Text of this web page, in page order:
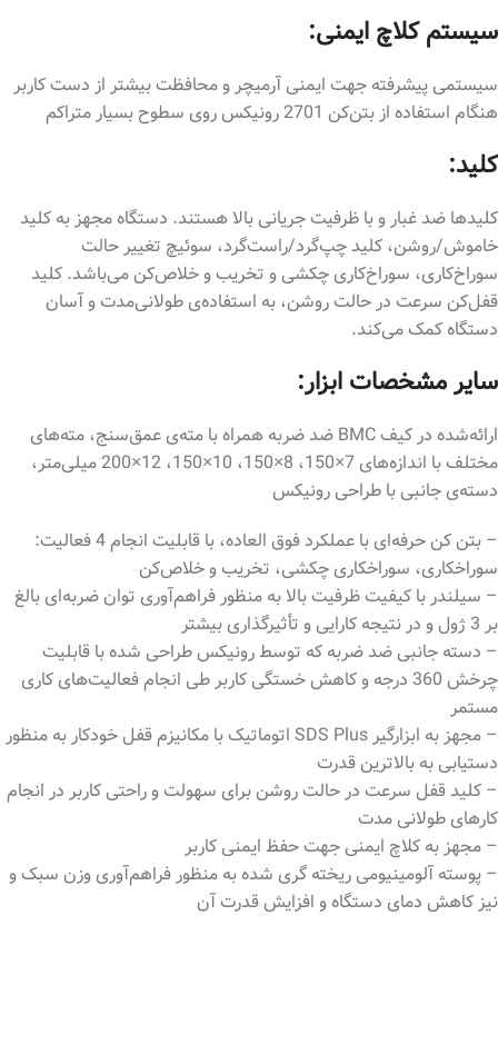
سیستم کلاچ ایمنی:
سیستمی پیشرفته جهت ایمنی آرمیچر و محافظت بیشتر از دست کاربر
هنگام استفاده از بتن‌کن 2701 رونیکس روی سطوح بسیار متراکم
کلید:
کلیدها ضد غبار و با ظرفیت جریانی بالا هستند. دستگاه مجهز به کلید
خاموش/روشن، کلید چپ‌گرد/راست‌گرد، سوئیچ تغییر حالت
سوراخ‌کاری، سوراخ‌کاری چکشی و تخریب و خلاص‌کن می‌باشد. کلید
قفل‌کن سرعت در حالت روشن، به استفاده‌ی طولانی‌مدت و آسان
دستگاه کمک می‌کند.
سایر مشخصات ابزار:
ارائه‌شده در کیفBMC ضد ضربه همراه با مته‌ی عمق‌سنج، مته‌های
مختلف با اندازه‌های 7×150، 8×150، 10×150، 12×200 میلی‌متر،
دسته‌ی جانبی با طراحی رونیکس
– بتن کن حرفه‌ای با عملکرد فوق العاده، با قابلیت انجام 4 فعالیت:
سوراخکاری، سوراخکاری چکشی، تخریب و خلاص‌کن
– سیلندر با کیفیت ظرفیت بالا به منظور فراهم‌آوری توان ضربه‌ای بالغ
بر 3 ژول و در نتیجه کارایی و تأثیرگذاری بیشتر
– دسته جانبی ضد ضربه که توسط رونیکس طراحی شده با قابلیت
چرخش 360 درجه و کاهش خستگی کاربر طی انجام فعالیت‌های کاری
مستمر
– مجهز به ابزارگیر SDS Plus اتوماتیک با مکانیزم قفل خودکار به منظور
دستیابی به بالاترین قدرت
– کلید قفل سرعت در حالت روشن برای سهولت و راحتی کاربر در انجام
کارهای طولانی مدت
– مجهز به کلاچ ایمنی جهت حفظ ایمنی کاربر
– پوسته آلومینیومی ریخته گری شده به منظور فراهم‌آوری وزن سبک و
نیز کاهش دمای دستگاه و افزایش قدرت آن